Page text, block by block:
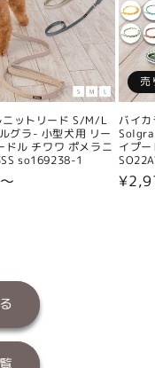
ニットリード S/M/L
グラ- 小型犬用 リー
ドル チワワ ポメラニ
so169238-1
売
バイ
イプ
通